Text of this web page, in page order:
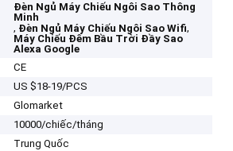
Đèn Ngủ Máy Chiếu Ngôi Sao Thông
Minh
, Đèn Ngủ Máy Chiếu Ngôi Sao Wifi,
Máy Chiếu Đêm Bầu Trời Đầy Sao
Alexa Google
CE
US $18-19/PCS
Glomarket
10000/chiếc/tháng
Trung Quốc